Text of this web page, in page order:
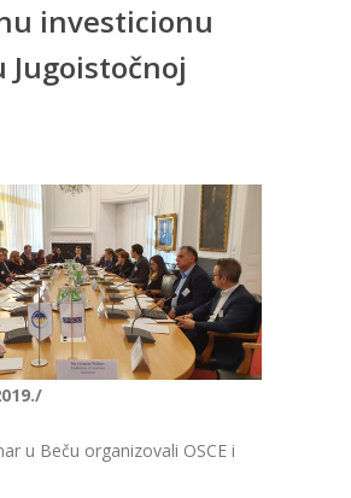
investicionu
Jugoistočnoj
u Beču organizovali OSCE i